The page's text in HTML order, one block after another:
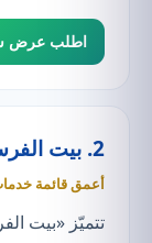
اطلب عرض
2. بيت الفرسان
أعمق قائمة
تتميّز «بيت